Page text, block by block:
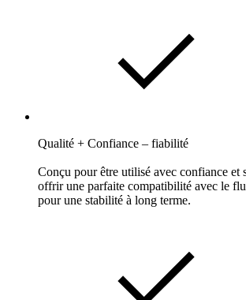
Qualité + Confiance – fiabilité
Conçu pour être utilisé avec confiance et
offrir une parfaite compatibilité avec le
pour une stabilité à long terme.